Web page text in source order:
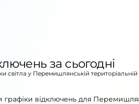
за сьогодні
світла у Перемишлянській
відключень для